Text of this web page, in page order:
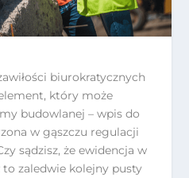
biurokratycznych
który może
budowlanej – wpis do
w gąszczu regulacji
sądzisz, że ewidencja w
zaledwie kolejny pusty